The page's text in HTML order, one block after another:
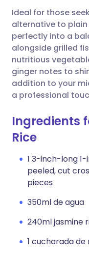
🇮🇳
Ideal for those
alternative to
perfectly into a
alongside grilled
nutritious
ginger notes to
addition to your
a professional
Ingredients
Rice
1 3-inch-long
peeled, cut
pieces
350ml de agua
240ml jasmine
1 cucharada